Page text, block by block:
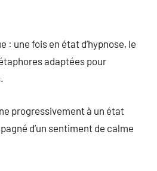
: une fois en état d’hypnose, le
adaptées pour
progressivement à un état
d’un sentiment de calme